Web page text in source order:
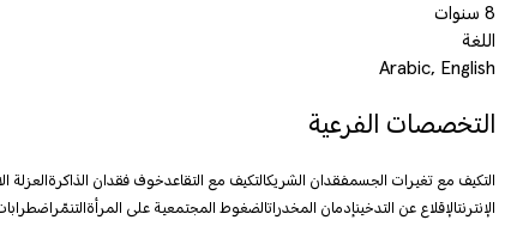
8 سنوات
اللغة
Arabic, English
التخصصات الفرعية
التكيف مع تغيرات الجسمفقدان الشريكالتكيف مع التقاعدخوف فقدان الذاكرة العزلة
الإنترنتالإقلاع عن التدخينإدمان المخدراتالضغوط المجتمعية على المرأة التنمّر